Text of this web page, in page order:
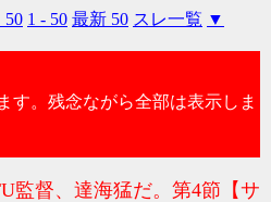
50 1 - 50 最新 50 スレ一覧 ▼
す。残念ながら全部は表示しま
監督、達海猛だ。第4節【サ